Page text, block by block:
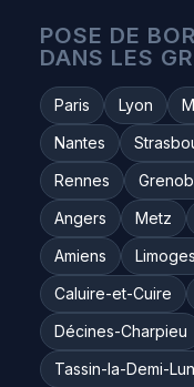
POSE DE
DANS LES
Paris Lyon
Nantes
Rennes
Angers
Metz
Amiens
Limoges
Caluire-et-Cuire
Décines-Charpieu
Tassin-la-Demi-